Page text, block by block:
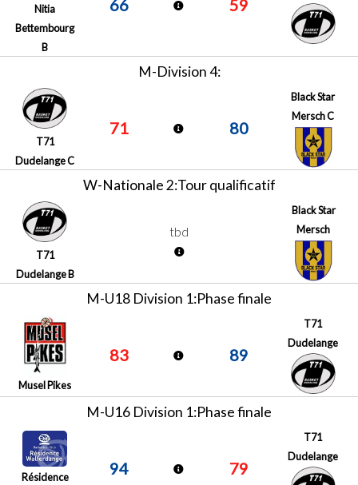
Nitia
Bettembourg
B
66 59
M-Division 4:
T71
Dudelange C
71 80
Black Star
Mersch C
W-Nationale 2:Tour qualificatif
T71
Dudelange B
tbd
Black Star
Mersch
M-U18 Division 1:Phase finale
Musel Pikes
83 89
T71
Dudelange
M-U16 Division 1:Phase finale
Résidence
94 79
T71
Dudelange